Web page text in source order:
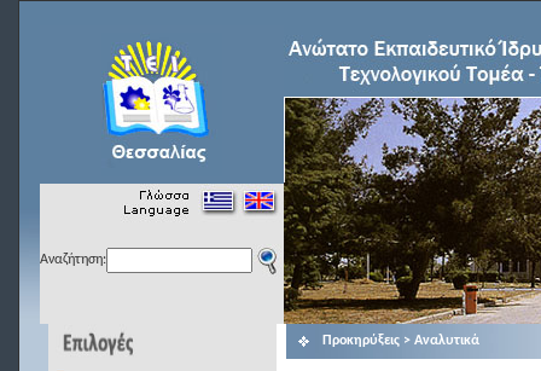
Αναζήτηση:
Προκηρύξεις > Αναλυτικά